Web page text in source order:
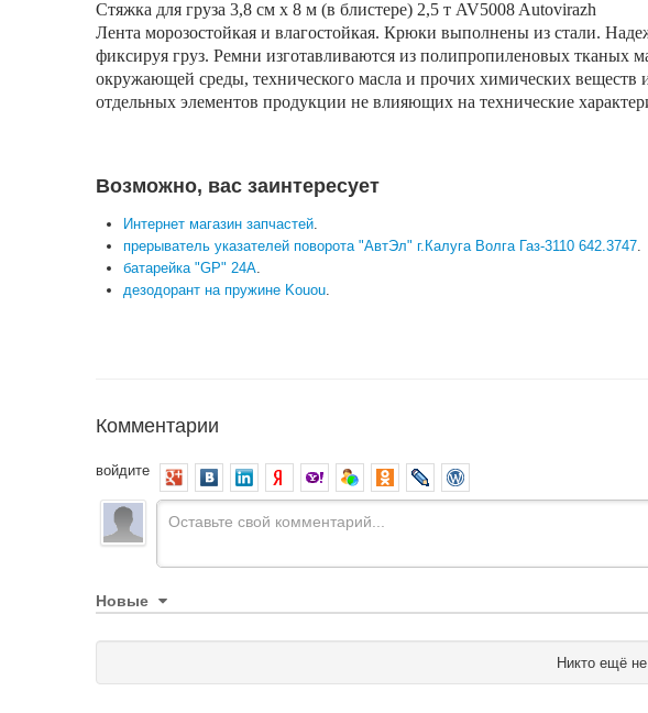
Стяжка для груза 3,8 см х 8 м (в блистере) 2,5 т AV5008 Autovirazh
Лента морозостойкая и влагостойкая. Крюки выполнены из стали.
фиксируя груз. Ремни изготавливаются из полипропиленовых тканых
окружающей среды, технического масла и прочих химических веществ
отдельных элементов продукции не влияющих на технические
Возможно, вас заинтересует
Интернет магазин запчастей.
прерыватель указателей поворота "АвтЭл" г.Калуга Волга Газ-3110 642.3747.
батарейка "GP" 24А.
дезодорант на пружине Kouou.
Комментарии
войдите
Новые
Никто ещё